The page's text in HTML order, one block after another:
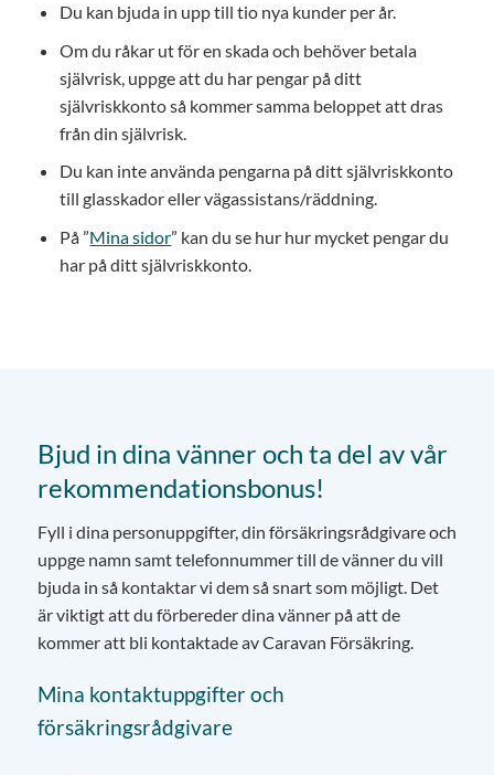
Du kan bjuda in upp till tio nya kunder per år.
Om du råkar ut för en skada och behöver betala
självrisk, uppge att du har pengar på ditt
självriskkonto så kommer samma beloppet att dras
från din självrisk.
Du kan inte använda pengarna på ditt självriskkonto
till glasskador eller vägassistans/räddning.
På ”Mina sidor” kan du se hur hur mycket pengar du
har på ditt självriskkonto.
Bjud in dina vänner och ta del av vår
rekommendationsbonus!
Fyll i dina personuppgifter, din försäkringsrådgivare och
uppge namn samt telefonnummer till de vänner du vill
bjuda in så kontaktar vi dem så snart som möjligt. Det
är viktigt att du förbereder dina vänner på att de
kommer att bli kontaktade av Caravan Försäkring.
Mina kontaktuppgifter och
försäkringsrådgivare